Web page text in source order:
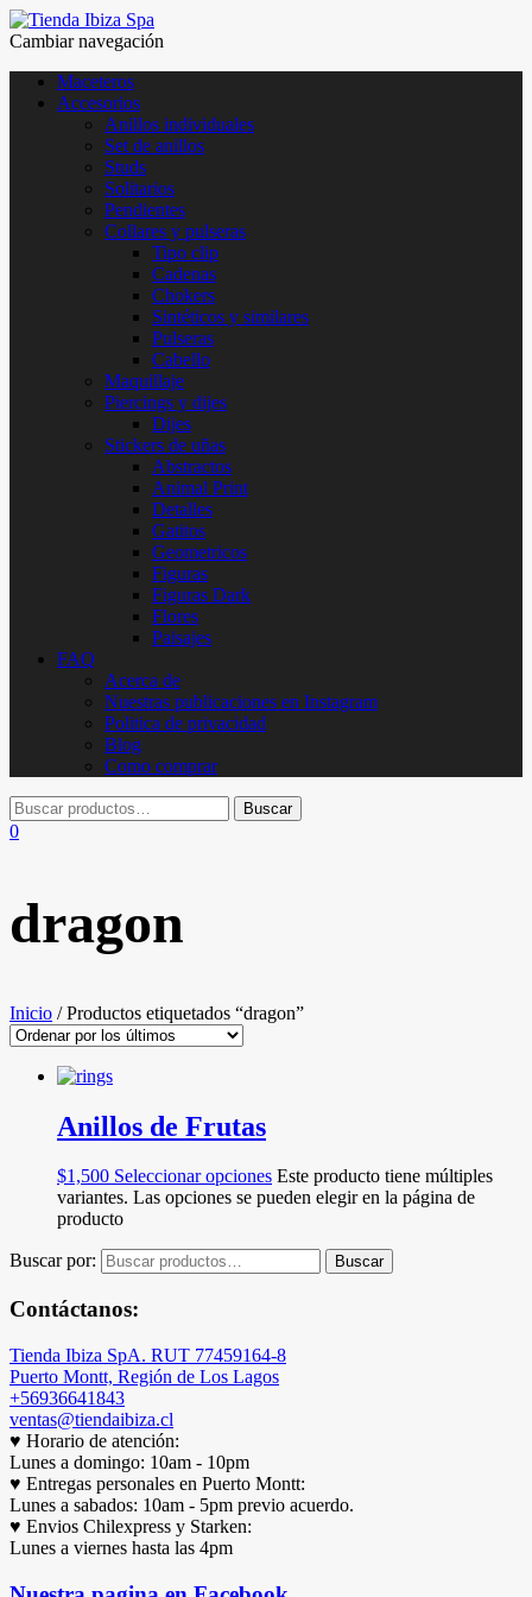
Cambiar navegación
Maceteros
Accesorios
Anillos individuales
Set de anillos
Studs
Solitarios
Pendientes
Collares y pulseras
Tipo clip
Cadenas
Chokers
Sintéticos y similares
Pulseras
Cabello
Maquillaje
Piercings y dijes
Dijes
Stickers de uñas
Abstractos
Animal Print
Detalles
Gatitos
Geometricos
Figuras
Figuras Dark
Flores
Paisajes
FAQ
Acerca de
Nuestras publicaciones en Instagram
Politica de privacidad
Blog
Como comprar
0
dragon
Inicio / Productos etiquetados “dragon”
Anillos de Frutas
$1,500 Seleccionar opciones Este producto tiene múltiples
variantes. Las opciones se pueden elegir en la página de
producto
Buscar por: Buscar
Contáctanos:
Tienda Ibiza SpA. RUT 77459164-8
Puerto Montt, Región de Los Lagos
+56936641843
ventas@tiendaibiza.cl
♥ Horario de atención:
Lunes a domingo: 10am - 10pm
♥ Entregas personales en Puerto Montt:
Lunes a sabados: 10am - 5pm previo acuerdo.
♥ Envios Chilexpress y Starken:
Lunes a viernes hasta las 4pm